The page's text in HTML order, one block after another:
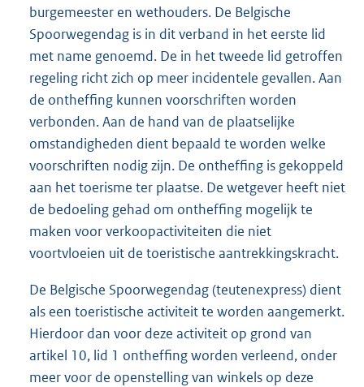
burgemeester en wethouders. De Belgische
Spoorwegendag is in dit verband in het eerste lid
met name genoemd. De in het tweede lid getroffen
regeling richt zich op meer incidentele gevallen. Aan
de ontheffing kunnen voorschriften worden
verbonden. Aan de hand van de plaatselijke
omstandigheden dient bepaald te worden welke
voorschriften nodig zijn. De ontheffing is gekoppeld
aan het toerisme ter plaatse. De wetgever heeft niet
de bedoeling gehad om ontheffing mogelijk te
maken voor verkoopactiviteiten die niet
voortvloeien uit de toeristische aantrekkingskracht.
De Belgische Spoorwegendag (teutenexpress) dient
als een toeristische activiteit te worden aangemerkt.
Hierdoor dan voor deze activiteit op grond van
artikel 10, lid 1 ontheffing worden verleend, onder
meer voor de openstelling van winkels op deze